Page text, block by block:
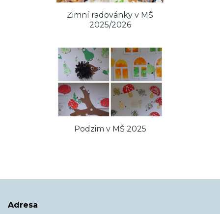
Zimní radovánky v MŠ
2025/2026
Podzim v MŠ 2025
Adresa